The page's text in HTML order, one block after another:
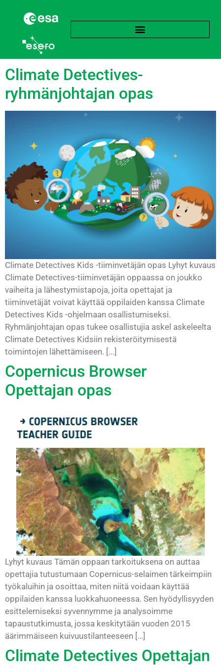
language:Englanti
Climate Detectives-
ryhmänjohtajan opas
Climate Detectives Kids -tiiminvetäjän opas Lyhyt kuvaus
Climate Detectives-tiiminvetäjän oppaassa on joukko
vaiheita ja lähestymistapoja, joita opettajat ja
tiiminvetäjät voivat käyttää oppilaiden kanssa Climate
Detectives Kids -ohjelmaan osallistumiseksi.
Ryhmänjohtajan opas tukee osallistujia askel askeleelta
Climate Detectives Kidsiin rekisteröitymisestä
toimintojen lähettämiseen. [...]
Copernicus Browser
Opettajan opas
Lyhyt kuvaus Tämän oppaan tarkoituksena on auttaa
opettajia tutustumaan Copernicus-selaimen tärkeimpiin
työkaluihin ja osoittaa, miten niitä voidaan käyttää
oppilaiden kanssa luokkahuoneessa. Sen hyödyllisyyden
esittelemiseksi syvennymme ja analysoimme
tapaustutkimusta, jossa keskitytään vuoden 2015
äärimmäiseen kuivuustilanteeseen […]
Climate Detectives Opettajan